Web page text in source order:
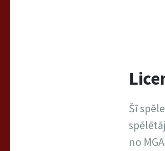
Šī
no